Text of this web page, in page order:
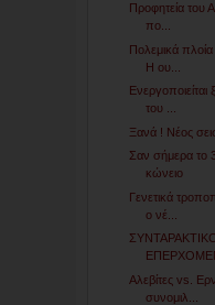
Προφητεία του
πο...
Πολεμικά
Η ου...
του ...
Ξανά ! Νέος
Σαν σήμερα το
κώνειο
Γενετικά
ο νέ...
Αλεβίτες vs.
συνομιλ...